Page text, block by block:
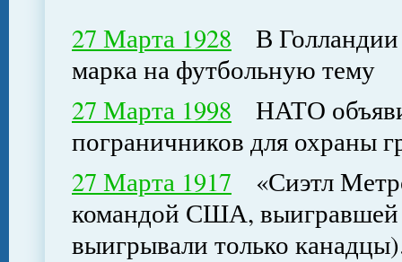
27 Марта 1928 В Голландии
марка на футбольную тему
27 Марта 1998 НАТО
пограничников для охраны
27 Марта 1917 «Сиэтл
командой США, выигравшей
выигрывали только